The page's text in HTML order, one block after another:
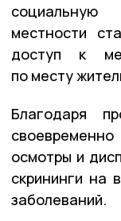
социальную
местности
доступ к
по месту
Благодаря
осмотры и
скрининги на
заболеваний.